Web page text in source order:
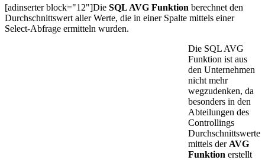
[adinserter block="12"]Die SQL AVG Funktion berechnet den
Durchschnittswert aller Werte, die in einer Spalte mittels einer
Select-Abfrage ermitteln wurden.
Die SQL AVG
Funktion ist aus
den Unternehmen
nicht mehr
wegzudenken, da
besonders in den
Abteilungen des
Controllings
Durchschnittswerte
mittels der AVG
Funktion erstellt